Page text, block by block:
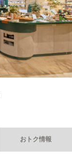
おトク情報